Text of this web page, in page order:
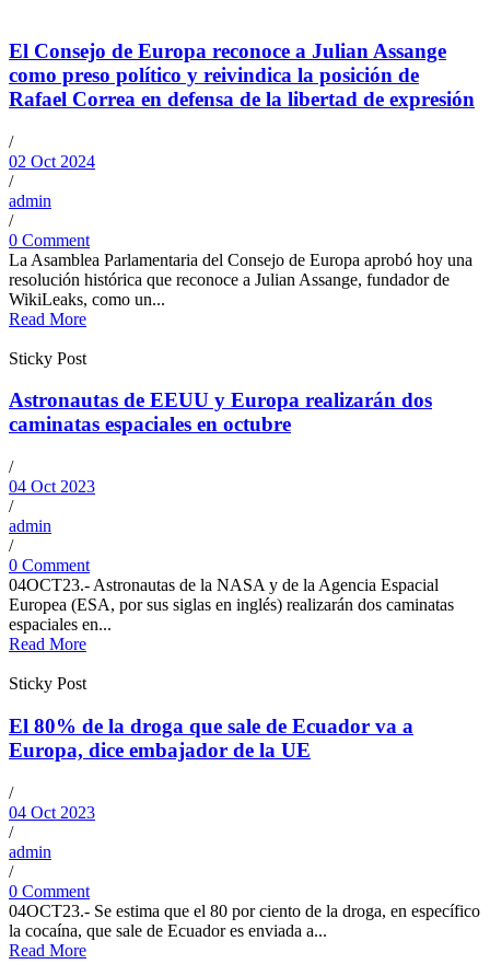
El Consejo de Europa reconoce a Julian Assange
como preso político y reivindica la posición de
Rafael Correa en defensa de la libertad de expresión
/
02 Oct 2024
/
admin
/
0 Comment
La Asamblea Parlamentaria del Consejo de Europa aprobó hoy una
resolución histórica que reconoce a Julian Assange, fundador de
WikiLeaks, como un...
Read More
Sticky Post
Astronautas de EEUU y Europa realizarán dos
caminatas espaciales en octubre
/
04 Oct 2023
/
admin
/
0 Comment
04OCT23.- Astronautas de la NASA y de la Agencia Espacial
Europea (ESA, por sus siglas en inglés) realizarán dos caminatas
espaciales en...
Read More
Sticky Post
El 80% de la droga que sale de Ecuador va a
Europa, dice embajador de la UE
/
04 Oct 2023
/
admin
/
0 Comment
04OCT23.- Se estima que el 80 por ciento de la droga, en específico
la cocaína, que sale de Ecuador es enviada a...
Read More